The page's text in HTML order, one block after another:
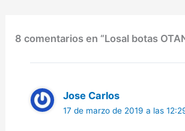
8 comentarios en “Losal botas
Jose Carlos
17 de marzo de 2019 a las